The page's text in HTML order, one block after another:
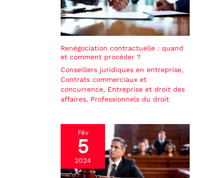
Renégociation contractuelle : quand
et comment procéder ?
Conseillers juridiques en entreprise,
Contrats commerciaux et
concurrence, Entreprise et droit des
affaires, Professionnels du droit
Fév
5
2024